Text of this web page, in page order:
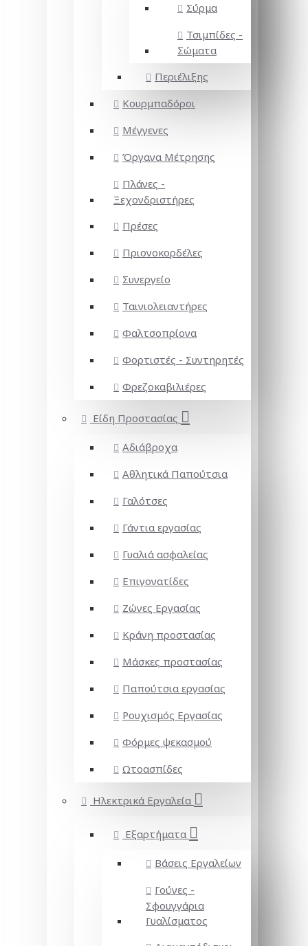
Σύρμα
Τσιμπίδες -
Σώματα
Περιέλιξης
Κουρμπαδόροι
Μέγγενες
Όργανα Μέτρησης
Πλάνες -
Ξεχονδριστήρες
Πρέσες
Πριονοκορδέλες
Συνεργείο
Ταινιολειαντήρες
Φαλτσοπρίονα
Φορτιστές - Συντηρητές
Φρεζοκαβιλιέρες
Είδη Προστασίας
Αδιάβροχα
Αθλητικά Παπούτσια
Γαλότσες
Γάντια εργασίας
Γυαλιά ασφαλείας
Επιγονατίδες
Ζώνες Εργασίας
Κράνη προστασίας
Μάσκες προστασίας
Παπούτσια εργασίας
Ρουχισμός Εργασίας
Φόρμες ψεκασμού
Ωτοασπίδες
Ηλεκτρικά Εργαλεία
Εξαρτήματα
Βάσεις Εργαλείων
Γούνες -
Σφουγγάρια
Γυαλίσματος